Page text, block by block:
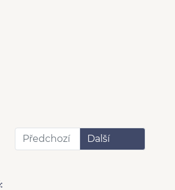
Předchozí Další